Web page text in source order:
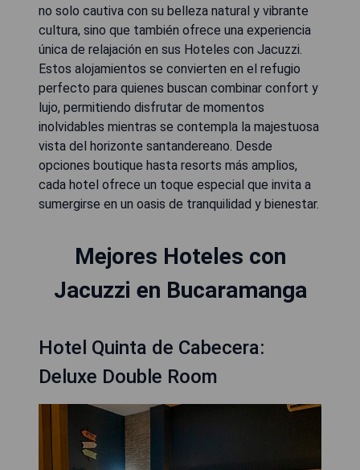
no solo cautiva con su belleza natural y vibrante
cultura, sino que también ofrece una experiencia
única de relajación en sus Hoteles con Jacuzzi.
Estos alojamientos se convierten en el refugio
perfecto para quienes buscan combinar confort y
lujo, permitiendo disfrutar de momentos
inolvidables mientras se contempla la majestuosa
vista del horizonte santandereano. Desde
opciones boutique hasta resorts más amplios,
cada hotel ofrece un toque especial que invita a
sumergirse en un oasis de tranquilidad y bienestar.
Mejores Hoteles con
Jacuzzi en Bucaramanga
Hotel Quinta de Cabecera:
Deluxe Double Room